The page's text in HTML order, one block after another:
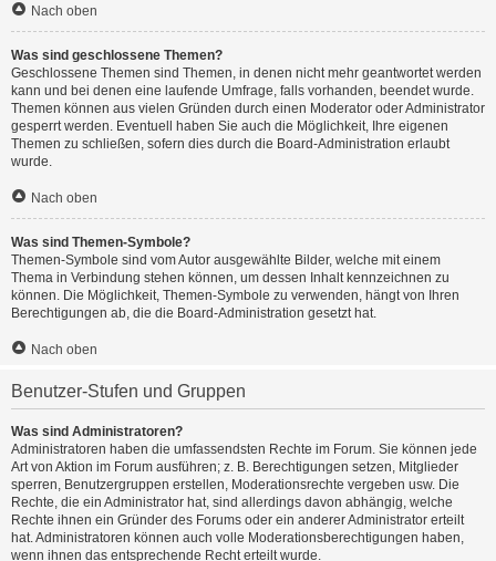
Nach oben
Was sind geschlossene Themen?
Geschlossene Themen sind Themen, in denen nicht mehr geantwortet werden
kann und bei denen eine laufende Umfrage, falls vorhanden, beendet wurde.
Themen können aus vielen Gründen durch einen Moderator oder Administrator
gesperrt werden. Eventuell haben Sie auch die Möglichkeit, Ihre eigenen
Themen zu schließen, sofern dies durch die Board-Administration erlaubt
wurde.
Nach oben
Was sind Themen-Symbole?
Themen-Symbole sind vom Autor ausgewählte Bilder, welche mit einem
Thema in Verbindung stehen können, um dessen Inhalt kennzeichnen zu
können. Die Möglichkeit, Themen-Symbole zu verwenden, hängt von Ihren
Berechtigungen ab, die die Board-Administration gesetzt hat.
Nach oben
Benutzer-Stufen und Gruppen
Was sind Administratoren?
Administratoren haben die umfassendsten Rechte im Forum. Sie können jede
Art von Aktion im Forum ausführen; z. B. Berechtigungen setzen, Mitglieder
sperren, Benutzergruppen erstellen, Moderationsrechte vergeben usw. Die
Rechte, die ein Administrator hat, sind allerdings davon abhängig, welche
Rechte ihnen ein Gründer des Forums oder ein anderer Administrator erteilt
hat. Administratoren können auch volle Moderationsberechtigungen haben,
wenn ihnen das entsprechende Recht erteilt wurde.